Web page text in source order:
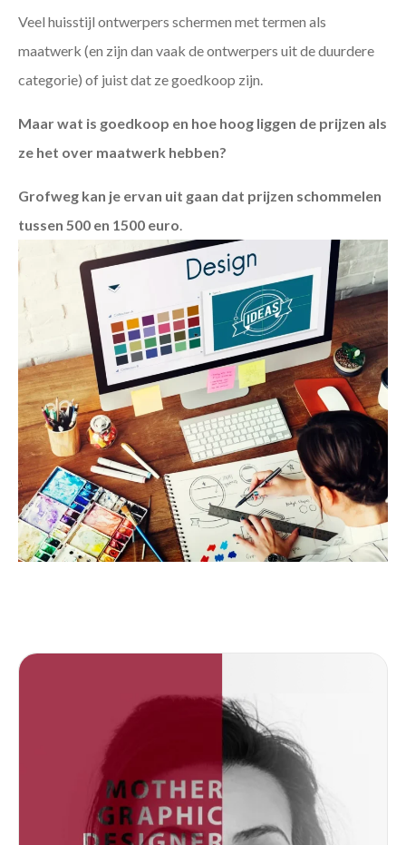
Veel huisstijl ontwerpers schermen met termen als
maatwerk (en zijn dan vaak de ontwerpers uit de duurdere
categorie) of juist dat ze goedkoop zijn.
Maar wat is goedkoop en hoe hoog liggen de prijzen als
ze het over maatwerk hebben?
Grofweg kan je ervan uit gaan dat prijzen schommelen
tussen 500 en 1500 euro.